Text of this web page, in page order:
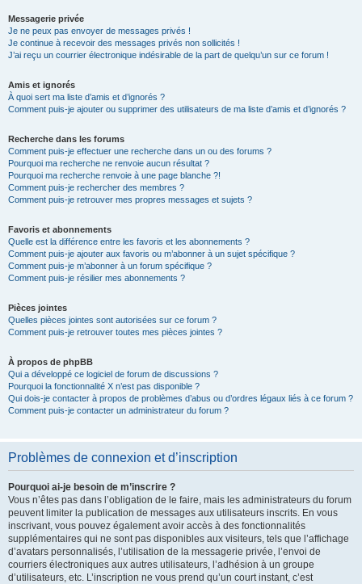
Messagerie privée
Je ne peux pas envoyer de messages privés !
Je continue à recevoir des messages privés non sollicités !
J’ai reçu un courrier électronique indésirable de la part de quelqu’un sur ce forum !
Amis et ignorés
À quoi sert ma liste d’amis et d’ignorés ?
Comment puis-je ajouter ou supprimer des utilisateurs de ma liste d’amis et d’ignorés ?
Recherche dans les forums
Comment puis-je effectuer une recherche dans un ou des forums ?
Pourquoi ma recherche ne renvoie aucun résultat ?
Pourquoi ma recherche renvoie à une page blanche ?!
Comment puis-je rechercher des membres ?
Comment puis-je retrouver mes propres messages et sujets ?
Favoris et abonnements
Quelle est la différence entre les favoris et les abonnements ?
Comment puis-je ajouter aux favoris ou m’abonner à un sujet spécifique ?
Comment puis-je m’abonner à un forum spécifique ?
Comment puis-je résilier mes abonnements ?
Pièces jointes
Quelles pièces jointes sont autorisées sur ce forum ?
Comment puis-je retrouver toutes mes pièces jointes ?
À propos de phpBB
Qui a développé ce logiciel de forum de discussions ?
Pourquoi la fonctionnalité X n’est pas disponible ?
Qui dois-je contacter à propos de problèmes d’abus ou d’ordres légaux liés à ce forum ?
Comment puis-je contacter un administrateur du forum ?
Problèmes de connexion et d’inscription
Pourquoi ai-je besoin de m’inscrire ?
Vous n’êtes pas dans l’obligation de le faire, mais les administrateurs du forum
peuvent limiter la publication de messages aux utilisateurs inscrits. En vous
inscrivant, vous pouvez également avoir accès à des fonctionnalités
supplémentaires qui ne sont pas disponibles aux visiteurs, tels que l’affichage
d’avatars personnalisés, l’utilisation de la messagerie privée, l’envoi de
courriers électroniques aux autres utilisateurs, l’adhésion à un groupe
d’utilisateurs, etc. L’inscription ne vous prend qu’un court instant, c’est